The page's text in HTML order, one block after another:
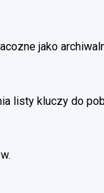
jako
listy kluczy do